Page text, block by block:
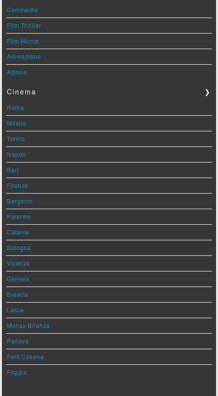
Commedie
Film Thriller
Film Horror
Animazione
Azione
Cinema ❯
Roma
Milano
Torino
Napoli
Bari
Firenze
Bergamo
Palermo
Catania
Bologna
Vicenza
Genova
Brescia
Lecce
Monza Brianza
Padova
Forlì Cesena
Foggia